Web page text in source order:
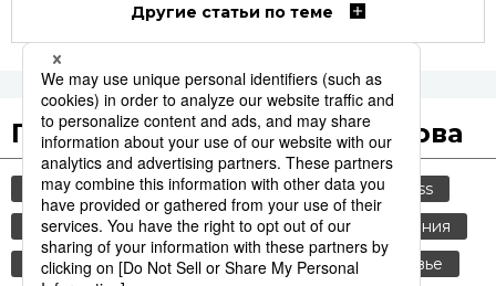
Другие статьи по теме
Популярные поисковые слова
общество культура история
jiji press
туризм
еда и напитки
старение населения
история японии
японская кухня здоровье